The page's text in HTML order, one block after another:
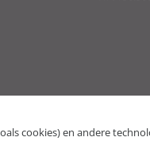
cookies) en andere